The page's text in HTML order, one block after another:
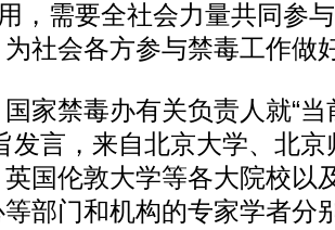
，需要全社会力量共同参
社会各方参与禁毒工作做
禁毒办有关负责人就“当
发言，来自北京大学、北
国伦敦大学等各大院校以
部门和机构的专家学者分